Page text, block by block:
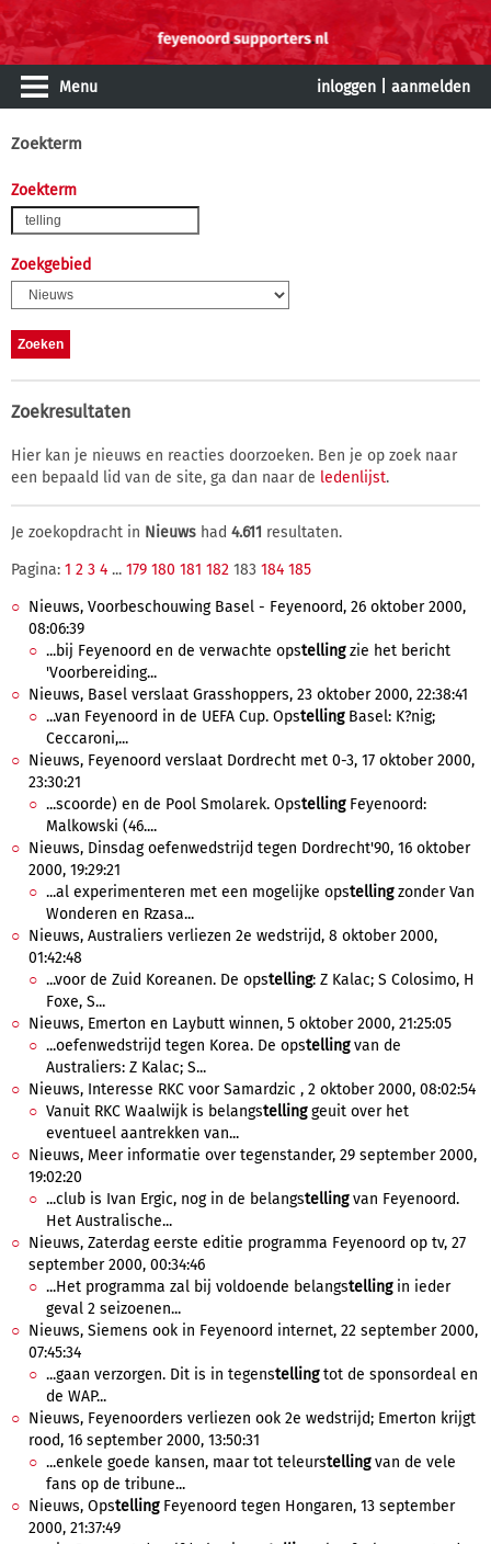
Menu inloggen aanmelden
Zoekterm
Zoekterm
Zoekgebied
Zoekresultaten
Hier kan je nieuws en reacties doorzoeken. Ben je op zoek naar
een bepaald lid van de site, ga dan naar de ledenlijst.
Je zoekopdracht in Nieuws had 4.611 resultaten.
Pagina: 1 2 3 4 ... 179 180 181 182 183 184 185
Nieuws, Voorbeschouwing Basel - Feyenoord, 26 oktober 2000,
08:06:39
...bij Feyenoord en de verwachte opstellingzie het bericht
'Voorbereiding...
Nieuws, Basel verslaat Grasshoppers, 23 oktober 2000, 22:38:41
...van Feyenoord in de UEFA Cup. OpstellingBasel: K?nig;
Ceccaroni,...
Nieuws, Feyenoord verslaat Dordrecht met 0-3, 17 oktober 2000,
23:30:21
...scoorde) en de Pool Smolarek. OpstellingFeyenoord:
Malkowski (46....
Nieuws, Dinsdag oefenwedstrijd tegen Dordrecht'90, 16 oktober
2000, 19:29:21
...al experimenteren met een mogelijke opstellingzonder Van
Wonderen en Rzasa...
Nieuws, Australiers verliezen 2e wedstrijd, 8 oktober 2000,
01:42:48
...voor de Zuid Koreanen. De opstelling: Z Kalac; S Colosimo, H
Foxe, S...
Nieuws, Emerton en Laybutt winnen, 5 oktober 2000, 21:25:05
...oefenwedstrijd tegen Korea. De opstellingvan de
Australiers: Z Kalac; S...
Nieuws, Interesse RKC voor Samardzic , 2 oktober 2000, 08:02:54
Vanuit RKC Waalwijk is belangstellinggeuit over het
eventueel aantrekken van...
Nieuws, Meer informatie over tegenstander, 29 september 2000,
19:02:20
...club is Ivan Ergic, nog in de belangstellingvan Feyenoord.
Het Australische...
Nieuws, Zaterdag eerste editie programma Feyenoord op tv, 27
september 2000, 00:34:46
...Het programma zal bij voldoende belangstellingin ieder
geval 2 seizoenen...
Nieuws, Siemens ook in Feyenoord internet, 22 september 2000,
07:45:34
...gaan verzorgen. Dit is in tegenstellingtot de sponsordeal en
de WAP...
Nieuws, Feyenoorders verliezen ook 2e wedstrijd; Emerton krijgt
rood, 16 september 2000, 13:50:31
...enkele goede kansen, maar tot teleurstellingvan de vele
fans op de tribune...
Nieuws, OpstellingFeyenoord tegen Hongaren, 13 september
2000, 21:37:49